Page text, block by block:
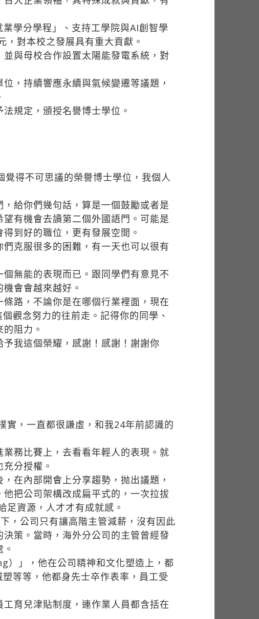
學分學程」、支持工學院與AI創智學
對本校之發展具有重大貢獻。
與母校合作設置太陽能發電系統，對
，持續響應永續與氣候變遷等議題，
規定，頒授名譽博士學位。
得不可思議的榮譽博士學位，我個人
給你們幾句話，算是一個鼓勵或者是
有機會去讀第二個外國語門。可能是
到好的職位，更有發展空間。
克服很多的困難，有一天也可以很有
無能的表現而已。跟同學們有意見不
會會越來越好。
路，不論你是在哪個行業裡面，現在
觀念努力的往前走。記得你的同學、
阻力。
我這個榮耀，感謝！感謝！謝謝你
，一直都很謙虛，和我24年前認識的
務比賽上，去看看年輕人的表現。就
分授權。
在內部開會上分享趨勢，抛出議題，
把公司架構改成扁平式的，一次拉拔
資源，人才才有成就感。
，公司只有讓高階主管減薪，沒有因此
策。當時，海外分公司的主管曾經發
」，他在公司精神和文化塑造上，都
等等，他都身先士卒作表率，員工受
育兒津貼制度，連作業人員都含括在